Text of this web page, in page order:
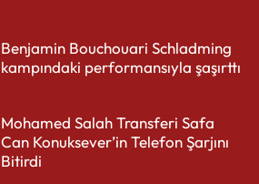
Benjamin Bouchouari Schladming
kampındaki performansıyla şaşırttı
Mohamed Salah Transferi Safa
Can Konuksever’in Telefon Şarjını
Bitirdi